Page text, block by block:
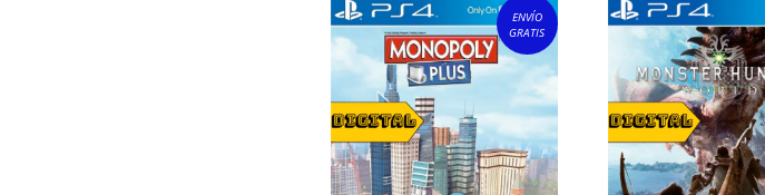
ENVÍO
GRATIS